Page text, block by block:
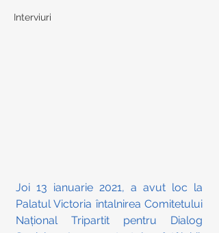
Interviuri
Joi 13 ianuarie 2021, a avut loc la
Palatul Victoria întalnirea Comitetului
Național Tripartit pentru Dialog